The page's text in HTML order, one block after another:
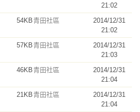
21:02
54KB 青田社區
2014/12/31
21:02
57KB 青田社區
2014/12/31
21:03
46KB 青田社區
2014/12/31
21:04
21KB 青田社區
2014/12/31
21:04